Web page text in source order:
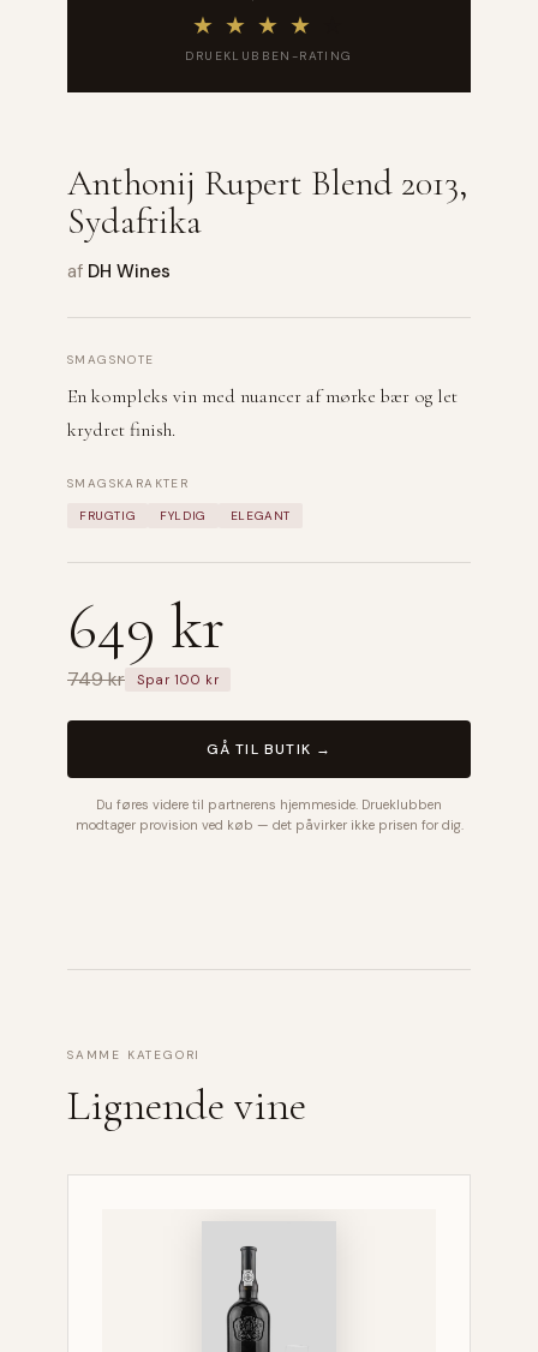
★ ★ ★ ★
DRUEKLUBBEN-RATING
Anthonij Rupert Blend 2013,
Sydafrika
af DH Wines
SMAGSNOTE
En kompleks vin med nuancer af mørke bær og let
krydret finish.
SMAGSKARAKTER
FRUGTIG FYLDIG ELEGANT
649 kr
749 kr Spar 100 kr
GÅ TIL BUTIK →
Du føres videre til partnerens hjemmeside. Drueklubben
modtager provision ved køb — det påvirker ikke prisen for dig.
SAMME KATEGORI
Lignende vine